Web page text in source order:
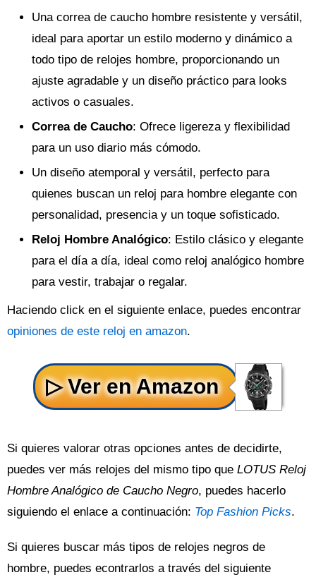
Una correa de caucho hombre resistente y versátil,
ideal para aportar un estilo moderno y dinámico a
todo tipo de relojes hombre, proporcionando un
ajuste agradable y un diseño práctico para looks
activos o casuales.
Correa de Caucho: Ofrece ligereza y flexibilidad
para un uso diario más cómodo.
Un diseño atemporal y versátil, perfecto para
quienes buscan un reloj para hombre elegante con
personalidad, presencia y un toque sofisticado.
Reloj Hombre Analógico: Estilo clásico y elegante
para el día a día, ideal como reloj analógico hombre
para vestir, trabajar o regalar.
Haciendo click en el siguiente enlace, puedes encontrar
opiniones de este reloj en amazon.
Si quieres valorar otras opciones antes de decidirte,
puedes ver más relojes del mismo tipo que LOTUS Reloj
Hombre Analógico de Caucho Negro, puedes hacerlo
siguiendo el enlace a continuación: Top Fashion Picks.
Si quieres buscar más tipos de relojes negros de
hombre, puedes econtrarlos a través del siguiente